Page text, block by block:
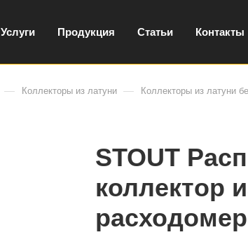
Услуги Продукция Статьи Контакты
— Коллекторы из латуни — Коллекторы из латуни
STOUT
коллектор